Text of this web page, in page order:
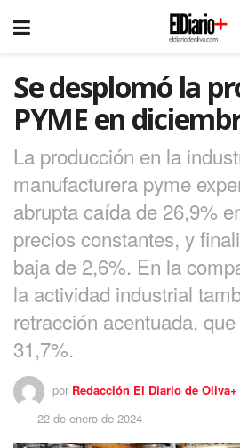
Se desplomó la
PYME en
La producción en la
manufacturera pyme
abrupta caída de 26,9%
precios constantes, y
baja de 2,6%. En la
la actividad industrial
retracción acentuada,
31,7%.
por Redacción El Diario de Oliva+
22 de enero de 2024